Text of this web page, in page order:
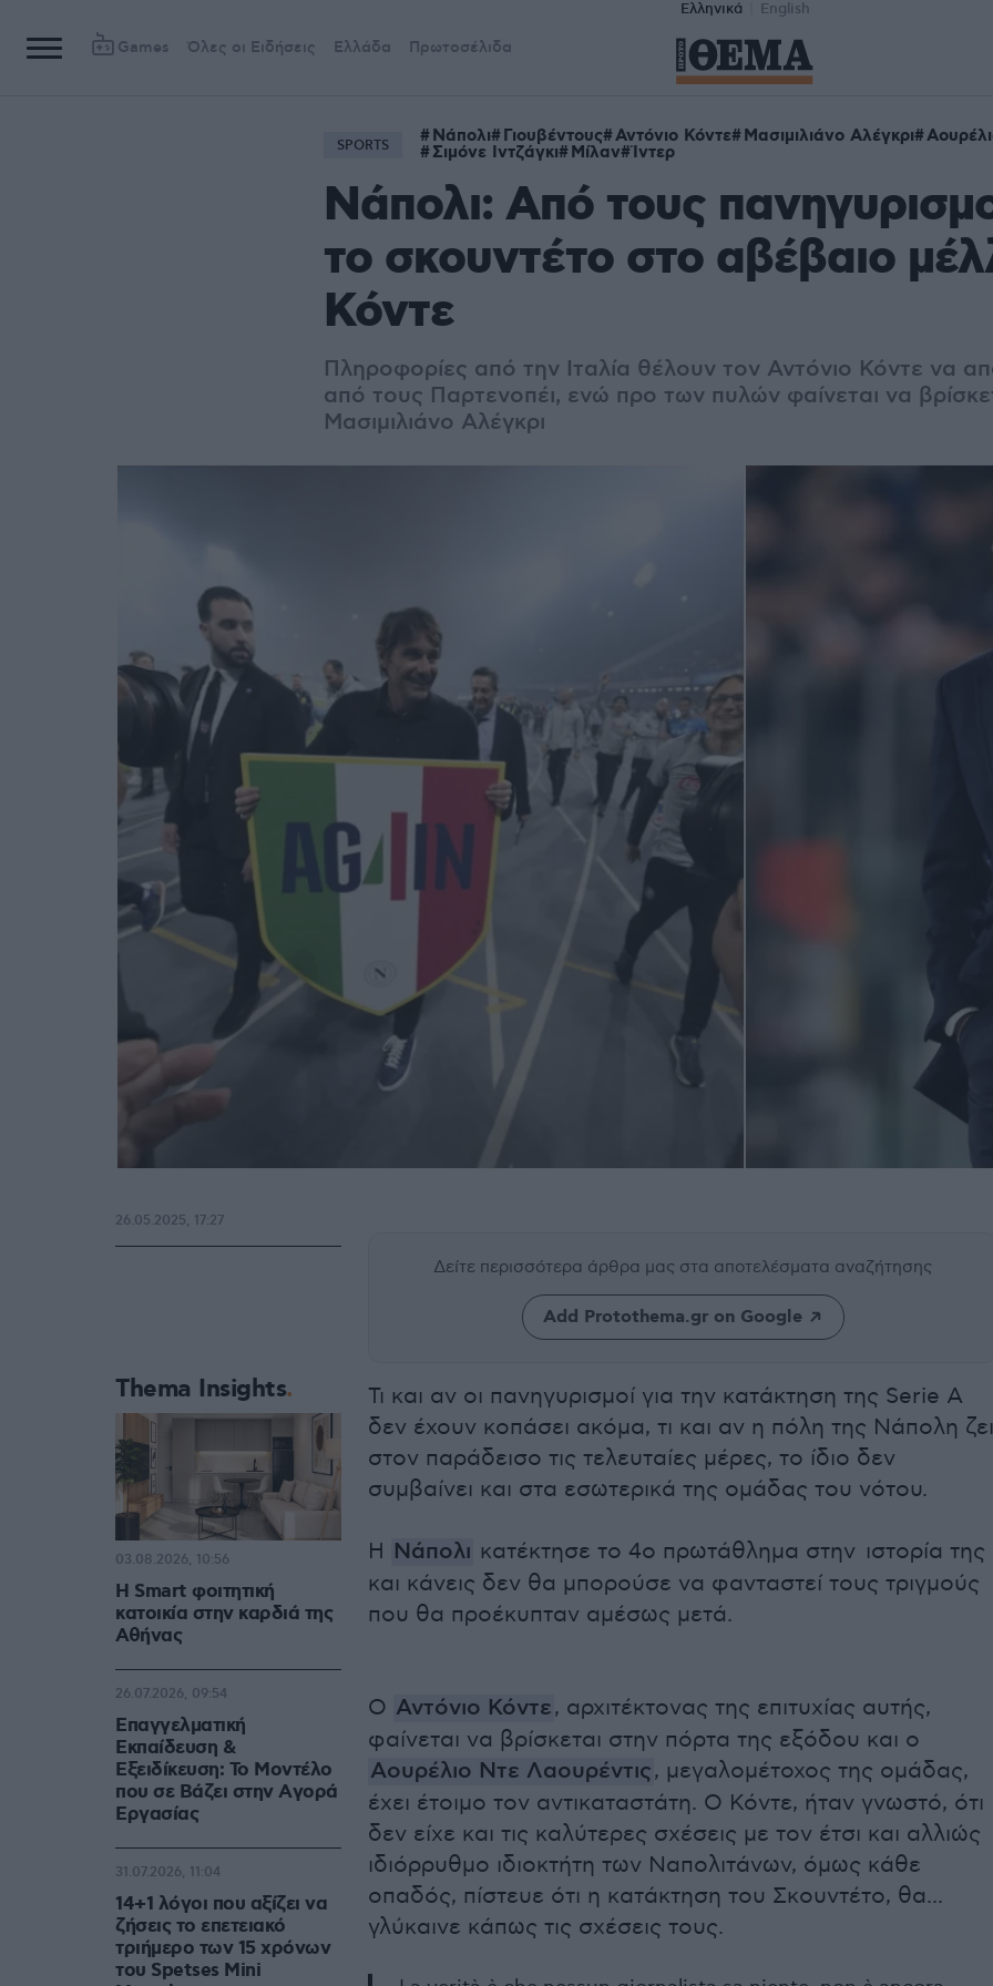
Ελληνικά English
Games Όλες οι Ειδήσεις Ελλάδα Πρωτοσέλιδα
SPORTS Νάπολι Γιουβέντους Αντόνιο Κόντε Μασιμιλιάνο Αλέγκρι
Σιμόνε Ιντζάγκι Μίλαν Ίντερ
Νάπολι: Από τους
το σκουντέτο στο αβέβαιο
Κόντε
Πληροφορίες από την Ιταλία θέλουν τον Αντόνιο Κόντε να
από τους Παρτενοπέι, ενώ προ των πυλών φαίνεται να
Μασιμιλιάνο Αλέγκρι
Δείτε περισσότερα άρθρα μας στα αποτελέσματα αναζήτησης
Add Protothema.gr on Google
Τι και αν οι πανηγυρισμοί για την κατάκτηση της Serie A
δεν έχουν κοπάσει ακόμα, τι και αν η πόλη της Νάπολη ζει
στον παράδεισο τις τελευταίες μέρες, το ίδιο δεν
συμβαίνει και στα εσωτερικά της ομάδας του νότου.
Η Νάπολι κατέκτησε το 4ο πρωτάθλημα στην ιστορία της
και κάνεις δεν θα μπορούσε να φανταστεί τους τριγμούς
που θα προέκυπταν αμέσως μετά.
Ο Αντόνιο Κόντε, αρχιτέκτονας της επιτυχίας αυτής,
φαίνεται να βρίσκεται στην πόρτα της εξόδου και ο
Αουρέλιο Ντε Λαουρέντις, μεγαλομέτοχος της ομάδας,
έχει έτοιμο τον αντικαταστάτη. Ο Κόντε, ήταν γνωστό, ότι
δεν είχε και τις καλύτερες σχέσεις με τον έτσι και αλλιώς
ιδιόρρυθμο ιδιοκτήτη των Ναπολιτάνων, όμως κάθε
οπαδός, πίστευε ότι η κατάκτηση του Σκουντέτο, θα...
γλύκαινε κάπως τις σχέσεις τους.
26.05.2025, 17:27
Thema Insights
Η Smart φοιτητική
κατοικία στην καρδιά της
Αθήνας
03.08.2026, 10:56
Επαγγελματική
Εκπαίδευση &
Εξειδίκευση: Το Mοντέλο
που σε Bάζει στην Aγορά
Eργασίας
26.07.2026, 09:54
14+1 λόγοι που αξίζει να
ζήσεις το επετειακό
τριήμερο των 15 χρόνων
του Spetses Mini
31.07.2026, 11:04